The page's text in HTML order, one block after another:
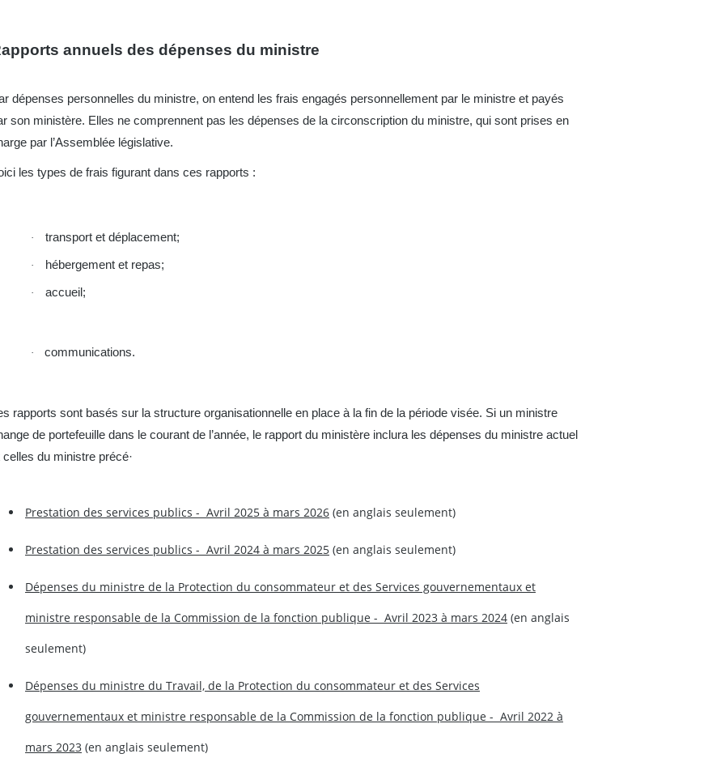
annuels des dépenses du ministre
dépenses personnelles du ministre, on entend les frais engagés personnellement par le ministre et payés
son ministère. Elles ne comprennent pas les dépenses de la circonscription du ministre, qui sont prises en
par l’Assemblée législative.
les types de frais figurant dans ces rapports :
· transport et déplacement;
· hébergement et repas;
· accueil;
· communications.
rapports sont basés sur la structure organisationnelle en place à la fin de la période visée. Si un ministre
de portefeuille dans le courant de l’année, le rapport du ministère inclura les dépenses du ministre actuel
celles du ministre précé·
Prestation des services publics - Avril 2025 à mars 2026 (en anglais seulement)
Prestation des services publics - Avril 2024 à mars 2025 (en anglais seulement)
Dépenses du ministre de la Protection du consommateur et des Services gouvernementaux et
ministre responsable de la Commission de la fonction publique - Avril 2023 à mars 2024 (en anglais
seulement)
Dépenses du ministre du Travail, de la Protection du consommateur et des Services
gouvernementaux et ministre responsable de la Commission de la fonction publique - Avril 2022 à
mars 2023 (en anglais seulement)